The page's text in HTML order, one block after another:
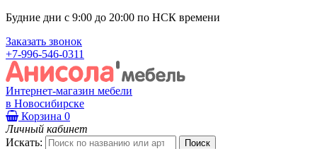
Будние дни с 9:00 до 20:00 по НСК времени
Заказать звонок
+7-996-546-0311
Интернет-магазин мебели
в Новосибирске
Корзина 0
Личный кабинет
Искать: